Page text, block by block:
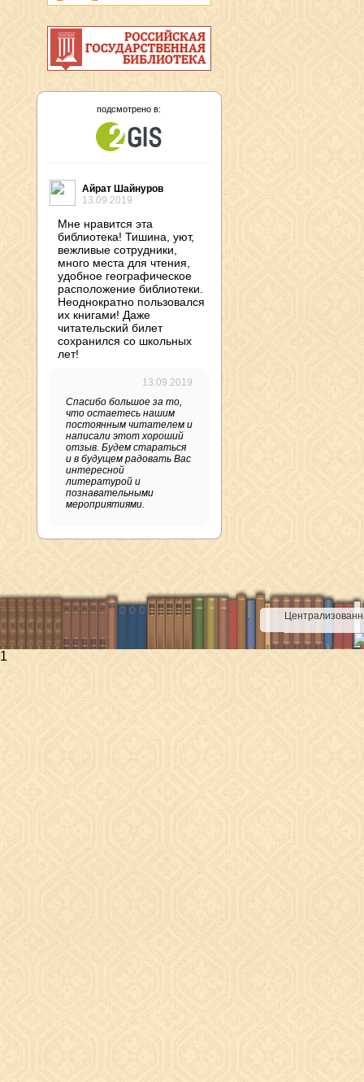
подсмотрено в:
Айрат Шайнуров
13.09.2019
Мне нравится эта
библиотека! Тишина, уют,
вежливые сотрудники,
много места для чтения,
удобное географическое
расположение библиотеки.
Неоднократно пользовался
их книгами! Даже
читательский билет
сохранился со школьных
лет!
13.09.2019
Спасибо большое за то,
что остаетесь нашим
постоянным читателем и
написали этот хороший
отзыв. Будем стараться
и в будущем радовать Вас
интересной
литературой и
познавательными
мероприятиями.
1